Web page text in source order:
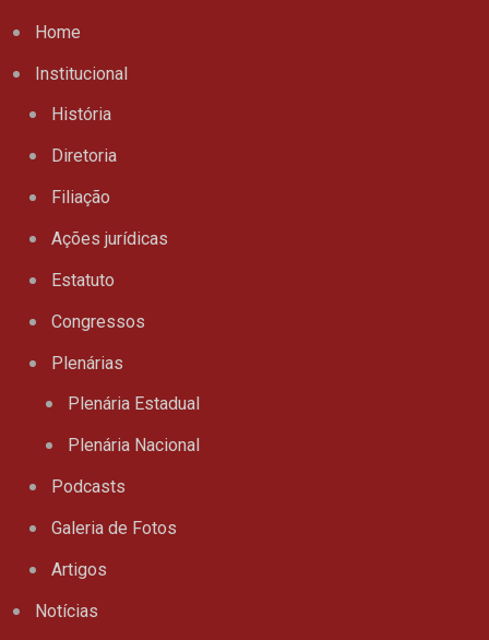
Home
Institucional
História
Diretoria
Filiação
Ações jurídicas
Estatuto
Congressos
Plenárias
Plenária Estadual
Plenária Nacional
Podcasts
Galeria de Fotos
Artigos
Notícias